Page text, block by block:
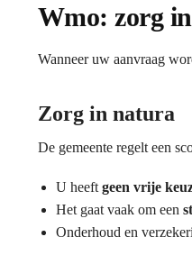
Wmo: zorg
Wanneer uw aanvraag
Zorg in natura
De gemeente regelt een
U heeft geen vrije
Het gaat vaak om een
Onderhoud en